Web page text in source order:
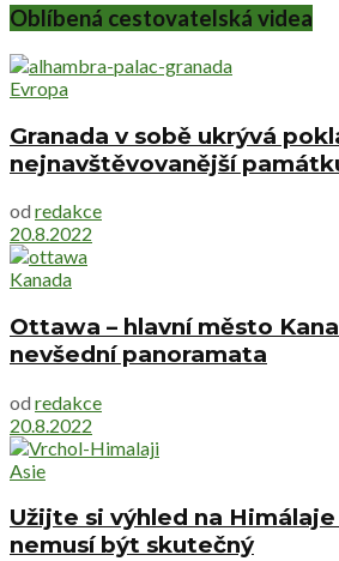
Oblíbená cestovatelská videa
Evropa
Granada v sobě ukrývá
nejnavštěvovanější
od redakce
20.8.2022
Kanada
Ottawa – hlavní město
nevšední panoramata
od redakce
20.8.2022
Asie
Užijte si výhled na Himálaje
nemusí být skutečný